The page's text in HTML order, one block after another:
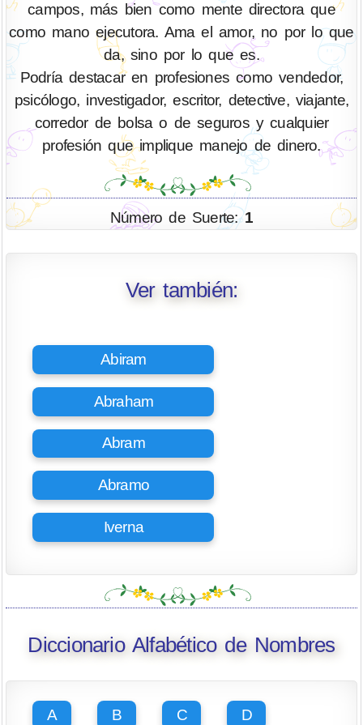
campos, más bien como mente directora que
como mano ejecutora. Ama el amor, no por lo que
da, sino por lo que es.
Podría destacar en profesiones como vendedor,
psicólogo, investigador, escritor, detective, viajante,
corredor de bolsa o de seguros y cualquier
profesión que implique manejo de dinero.
Número de Suerte:1
Ver también:
Abiram
Abraham
Abram
Abramo
Iverna
Diccionario Alfabético de Nombres
A B C D